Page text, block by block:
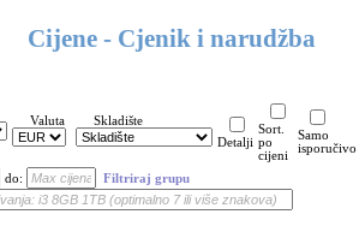
Cijene - Cjenik i narudžba
Valuta
Skladište
Detalji
Sort.
po
cijeni
Samo
isporučivo
do: Filtriraj grupu